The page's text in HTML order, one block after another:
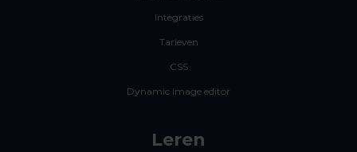
Integraties
Tarieven
CSS
Dynamic image editor
Leren